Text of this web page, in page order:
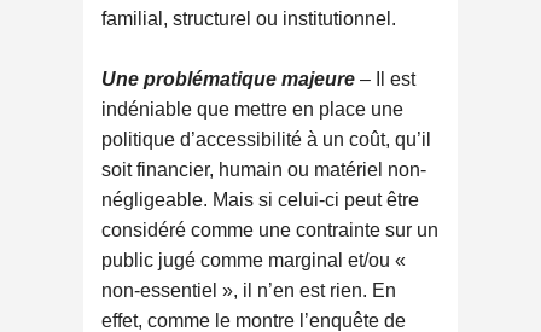
familial, structurel ou institutionnel.
Une problématique majeure – Il est
indéniable que mettre en place une
politique d’accessibilité à un coût, qu’il
soit financier, humain ou matériel non-
négligeable. Mais si celui-ci peut être
considéré comme une contrainte sur un
public jugé comme marginal et/ou «
non-essentiel », il n’en est rien. En
effet, comme le montre l’enquête de